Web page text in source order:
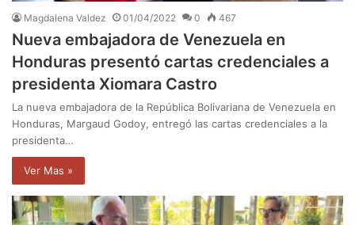
Magdalena Valdez 01/04/2022 0 467
Nueva embajadora de Venezuela en
Honduras presentó cartas credenciales a
presidenta Xiomara Castro
La nueva embajadora de la República Bolivariana de Venezuela en
Honduras, Margaud Godoy, entregó las cartas credenciales a la
presidenta…
Ver Mas »